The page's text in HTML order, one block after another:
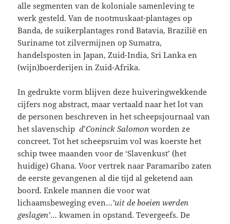
alle segmenten van de koloniale samenleving te
werk gesteld. Van de nootmuskaat-plantages op
Banda, de suikerplantages rond Batavia, Brazilië en
Suriname tot zilvermijnen op Sumatra,
handelsposten in Japan, Zuid-India, Sri Lanka en
(wijn)boerderijen in Zuid-Afrika.
In gedrukte vorm blijven deze huiveringwekkende
cijfers nog abstract, maar vertaald naar het lot van
de personen beschreven in het scheepsjournaal van
het slavenschipd’Coninck Salomon worden ze
concreet. Tot het scheepsruim vol was koerste het
schip twee maanden voor de ‘Slavenkust’ (het
huidige) Ghana. Voor vertrek naar Paramaribo zaten
de eerste gevangenen al die tijd al geketend aan
boord. Enkele mannen die voor wat
lichaamsbeweging even…’uit de boeien werden
geslagen’… kwamen in opstand. Tevergeefs. De